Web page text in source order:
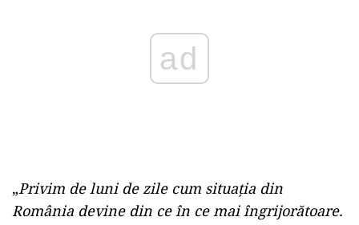
„Privim de luni de zile cum situaţia din
România devine din ce în ce mai îngrijorătoare.